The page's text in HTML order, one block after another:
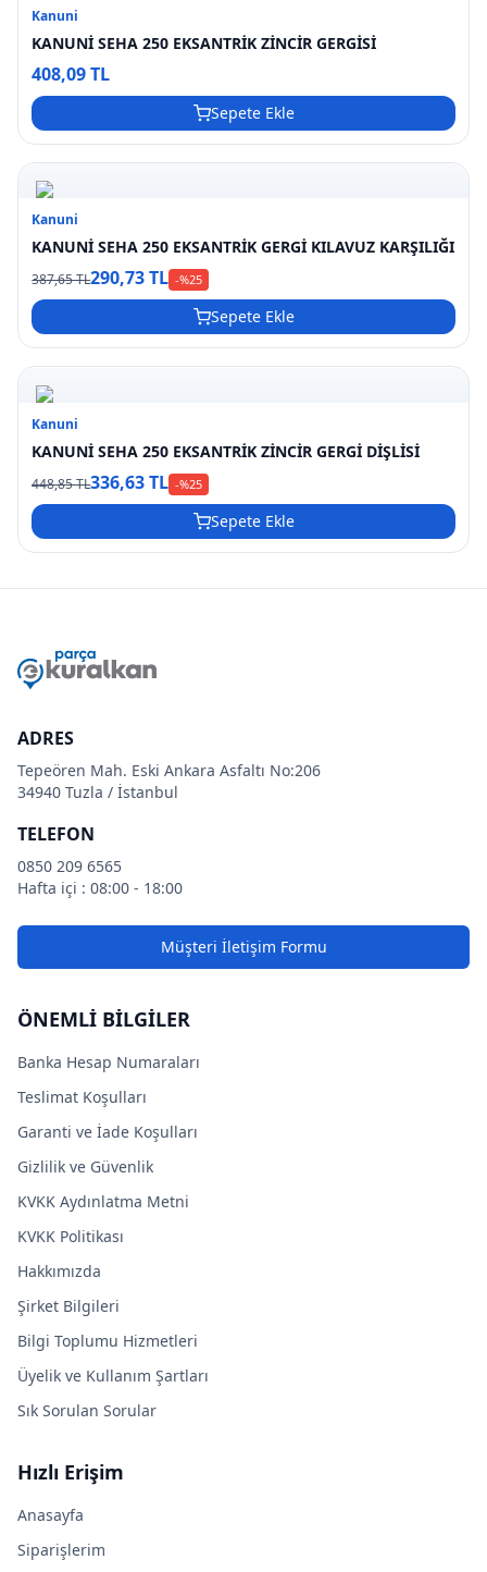
Kanuni
KANUNİ SEHA 250 EKSANTRİK ZİNCİR GERGİSİ
408,09 TL
Sepete Ekle
Kanuni
KANUNİ SEHA 250 EKSANTRİK GERGİ KILAVUZ KARŞILIĞI
387,65 TL290,73 TL -%25
Sepete Ekle
Kanuni
KANUNİ SEHA 250 EKSANTRİK ZİNCİR GERGİ DİŞLİSİ
448,85 TL336,63 TL -%25
Sepete Ekle
ADRES
Tepeören Mah. Eski Ankara Asfaltı No:206
34940 Tuzla / İstanbul
TELEFON
0850 209 6565
Hafta içi : 08:00 - 18:00
Müşteri İletişim Formu
ÖNEMLİ BİLGİLER
Banka Hesap Numaraları
Teslimat Koşulları
Garanti ve İade Koşulları
Gizlilik ve Güvenlik
KVKK Aydınlatma Metni
KVKK Politikası
Hakkımızda
Şirket Bilgileri
Bilgi Toplumu Hizmetleri
Üyelik ve Kullanım Şartları
Sık Sorulan Sorular
Hızlı Erişim
Anasayfa
Siparişlerim